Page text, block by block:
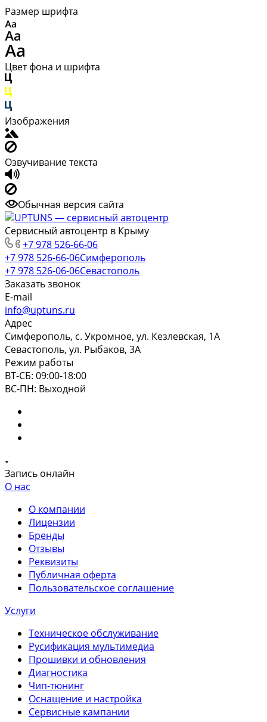
Размер шрифта
Цвет фона и шрифта
Изображения
Озвучивание текста
Обычная версия сайта
Сервисный автоцентр в Крыму
+7 978 526-66-06
+7 978 526-66-06Симферополь
+7 978 526-06-06Севастополь
Заказать звонок
E-mail
info@uptuns.ru
Адрес
Симферополь, с. Укромное, ул. Кезлевская, 1А
Севастополь, ул. Рыбаков, 3А
Режим работы
ВТ-СБ: 09:00-18:00
ВС-ПН: Выходной
Запись онлайн
О нас
О компании
Лицензии
Бренды
Отзывы
Реквизиты
Публичная оферта
Пользовательское соглашение
Услуги
Техническое обслуживание
Русификация мультимедиа
Прошивки и обновления
Диагностика
Чип-тюнинг
Оснащение и настройка
Сервисные кампании